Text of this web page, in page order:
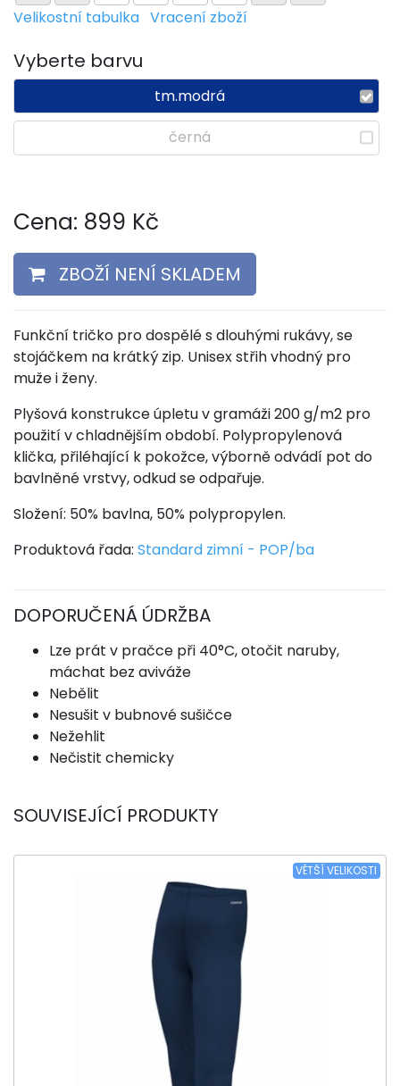
Velikostní tabulka Vracení zboží
Vyberte barvu
tm.modrá
černá
Cena: 899 Kč
ZBOŽÍ NENÍ SKLADEM
Funkční tričko pro dospělé s dlouhými rukávy, se
stojáčkem na krátký zip. Unisex střih vhodný pro
muže i ženy.
Plyšová konstrukce úpletu v gramáži 200 g/m2 pro
použití v chladnějším období. Polypropylenová
klička, přiléhající k pokožce, výborně odvádí pot do
bavlněné vrstvy, odkud se odpařuje.
Složení: 50% bavlna, 50% polypropylen.
Produktová řada: Standard zimní - POP/ba
DOPORUČENÁ ÚDRŽBA
Lze prát v pračce při 40°C, otočit naruby,
máchat bez aviváže
Nebělit
Nesušit v bubnové sušičce
Nežehlit
Nečistit chemicky
SOUVISEJÍCÍ PRODUKTY
VĚTŠÍ VELIKOSTI